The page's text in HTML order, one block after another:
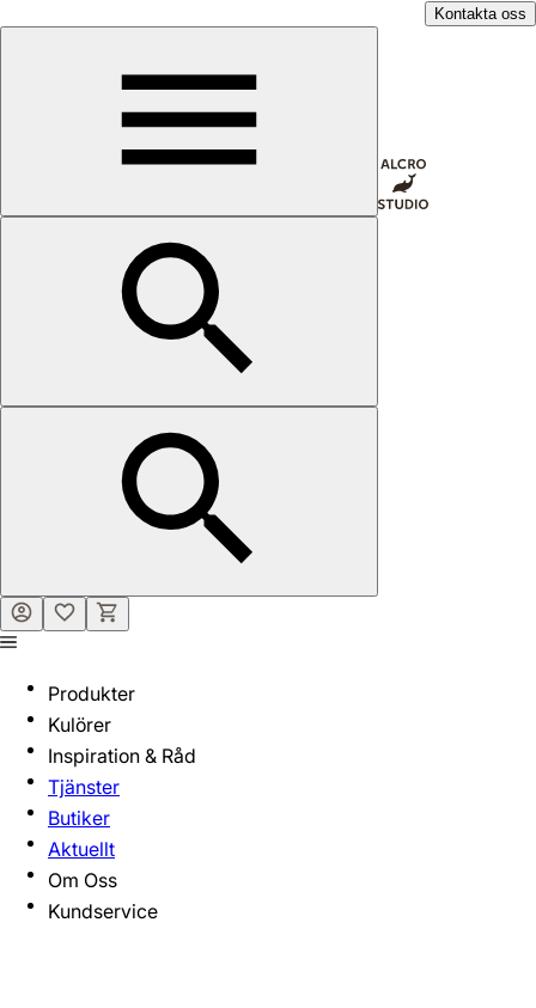
Kontakta oss
Produkter
Kulörer
Inspiration & Råd
Tjänster
Butiker
Aktuellt
Om Oss
Kundservice